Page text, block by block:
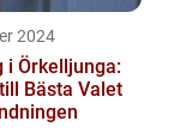
2024
i Örkelljunga:
Bästa Valet